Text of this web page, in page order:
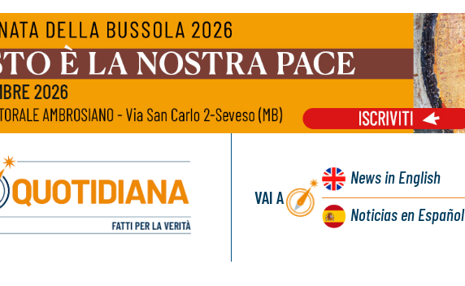
VAI A
Newsin English
Noticiasen Español